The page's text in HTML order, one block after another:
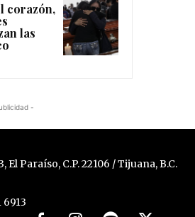
corazón,
las
-
El Paraíso, C.P. 22106 / Tijuana, B.C.